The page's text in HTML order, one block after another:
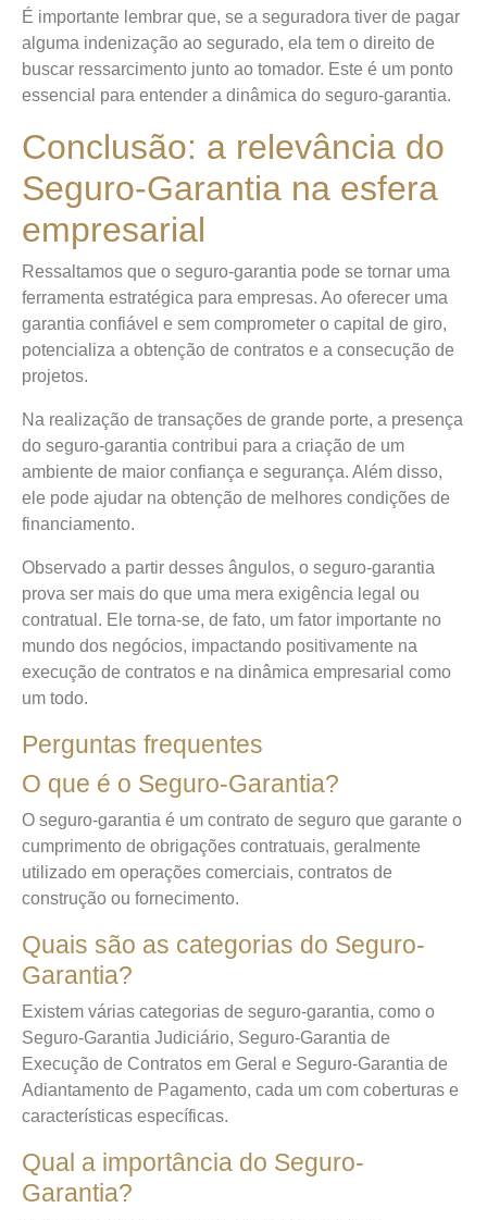
É importante lembrar que, se a seguradora tiver de pagar
alguma indenização ao segurado, ela tem o direito de
buscar ressarcimento junto ao tomador. Este é um ponto
essencial para entender a dinâmica do seguro-garantia.
Conclusão: a relevância do
Seguro-Garantia na esfera
empresarial
Ressaltamos que o seguro-garantia pode se tornar uma
ferramenta estratégica para empresas. Ao oferecer uma
garantia confiável e sem comprometer o capital de giro,
potencializa a obtenção de contratos e a consecução de
projetos.
Na realização de transações de grande porte, a presença
do seguro-garantia contribui para a criação de um
ambiente de maior confiança e segurança. Além disso,
ele pode ajudar na obtenção de melhores condições de
financiamento.
Observado a partir desses ângulos, o seguro-garantia
prova ser mais do que uma mera exigência legal ou
contratual. Ele torna-se, de fato, um fator importante no
mundo dos negócios, impactando positivamente na
execução de contratos e na dinâmica empresarial como
um todo.
Perguntas frequentes
O que é o Seguro-Garantia?
O seguro-garantia é um contrato de seguro que garante o
cumprimento de obrigações contratuais, geralmente
utilizado em operações comerciais, contratos de
construção ou fornecimento.
Quais são as categorias do Seguro-
Garantia?
Existem várias categorias de seguro-garantia, como o
Seguro-Garantia Judiciário, Seguro-Garantia de
Execução de Contratos em Geral e Seguro-Garantia de
Adiantamento de Pagamento, cada um com coberturas e
características específicas.
Qual a importância do Seguro-
Garantia?